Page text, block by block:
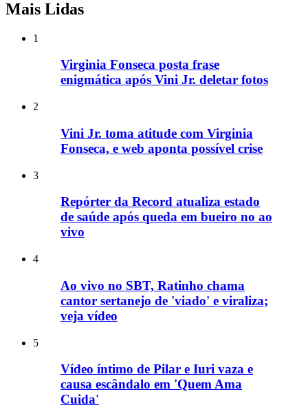
Mais Lidas
1
Virginia Fonseca posta frase
enigmática após Vini Jr. deletar fotos
2
Vini Jr. toma atitude com Virginia
Fonseca, e web aponta possível crise
3
Repórter da Record atualiza estado
de saúde após queda em bueiro no ao
vivo
4
Ao vivo no SBT, Ratinho chama
cantor sertanejo de 'viado' e viraliza;
veja vídeo
5
Vídeo íntimo de Pilar e Iuri vaza e
causa escândalo em 'Quem Ama
Cuida'